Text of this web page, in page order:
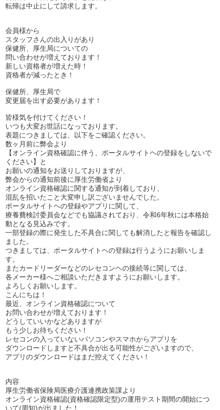
転帰は中止にして請求します。
会員様から
スタッフさんの出入りがあり
保健所、厚生局についての
問い合わせが増えております！
新しい資格者が増えた時！
資格者が減ったとき！
保健所、厚生局で
変更届を出す必要があります！
皆様気を付けてください！
いつも大変お世話になっております。
表題につきましては、以下をご確認ください。
数ヶ月前に弊会より
【オンライン資格確認に伴う、ポータルサイトヘの登録をしないで
ください】と
お願いの通知をお送りしておりますが、
弊会からの通知前後に厚生労働省より
オンライン資格確認に関する通知が到着しており、
混乱を招いたこと大変申し訳ございませんでした。
ポータルサイトヘの登録やアプリに関して、
療養費検討委員会などでも協議されており、令和6年秋には本格始
動となる見込みです。
一部登録の際に発生した不具合に関しても解消したと報告を確認し
ました。
つきましては、ポータルサイトヘの登録は行うようにお願いしま
す。
またカードリーダーなどのレセコンヘの接続等に関しては、
各メーカー様へご相談いただきますようにお願いします。
よろしくお願いします。
こんにちは！
最近、オンライン資格確認について
お問い合わせが増えております！
どうしていいかなどありますが
もう少しお待ちください！
レセコンの入っていないパソコンやスマホからアプリを
ダウンロードしますと不具合が出る可能性がございますので、
アプリのダウンロードはまだ控えてください！
内容
厚生労働省保険局医療介護連携政策課より
オンライン資格確認(資格確認限定型)の運用テスト期間の開始につ
いて(周知)が出ました！